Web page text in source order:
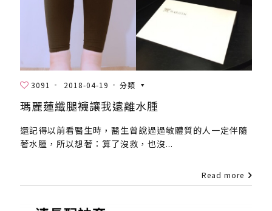
3091 2018-04-19 分類
瑪麗蓮纖腿襪讓我遠離水腫
還記得以前看醫生時，醫生曾說過過敏體質的人一定伴隨
著水腫，所以想著：算了沒救，也沒...
Read more